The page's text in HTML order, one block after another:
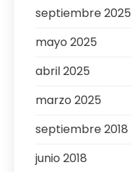
septiembre 2025
mayo 2025
abril 2025
marzo 2025
septiembre 2018
junio 2018